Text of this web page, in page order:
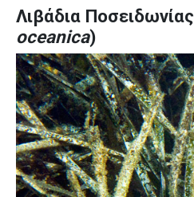
Λιβάδια Ποσειδωνίας
oceanica)